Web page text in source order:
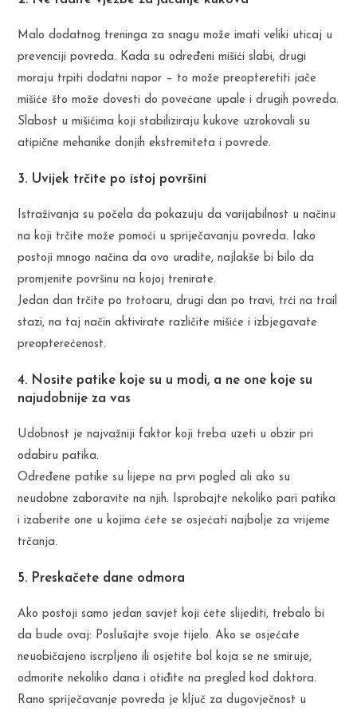
Malo dodatnog treninga za snagu može imati veliki uticaj u
prevenciji povreda. Kada su određeni mišići slabi, drugi
moraju trpiti dodatni napor – to može preopteretiti jače
mišiće što može dovesti do povećane upale i drugih povreda.
Slabost u mišićima koji stabiliziraju kukove uzrokovali su
atipične mehanike donjih ekstremiteta i povrede.
3. Uvijek trčite po istoj površini
Istraživanja su počela da pokazuju da varijabilnost u načinu
na koji trčite može pomoći u spriječavanju povreda. Iako
postoji mnogo načina da ovo uradite, najlakše bi bilo da
promjenite površinu na kojoj trenirate.
Jedan dan trčite po trotoaru, drugi dan po travi, trći na trail
stazi, na taj način aktivirate različite mišiće i izbjegavate
preopterećenost.
4. Nosite patike koje su u modi, a ne one koje su
najudobnije za vas
Udobnost je najvažniji faktor koji treba uzeti u obzir pri
odabiru patika.
Određene patike su lijepe na prvi pogled ali ako su
neudobne zaboravite na njih. Isprobajte nekoliko pari patika
i izaberite one u kojima ćete se osjećati najbolje za vrijeme
trčanja.
5. Preskačete dane odmora
Ako postoji samo jedan savjet koji ćete slijediti, trebalo bi
da bude ovaj: Poslušajte svoje tijelo. Ako se osjećate
neuobičajeno iscrpljeno ili osjetite bol koja se ne smiruje,
odmorite nekoliko dana i otiđite na pregled kod doktora.
Rano spriječavanje povreda je ključ za dugovječnost u